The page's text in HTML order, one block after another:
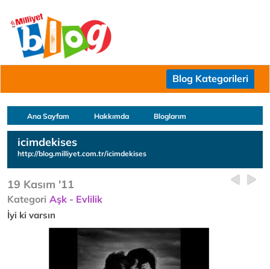
Blog Kategorileri
Ana Sayfam Hakkımda Bloglarım
icimdekises
http://blog.milliyet.com.tr/icimdekises
19 Kasım '11
Kategori Aşk - Evlilik
İyi ki varsın